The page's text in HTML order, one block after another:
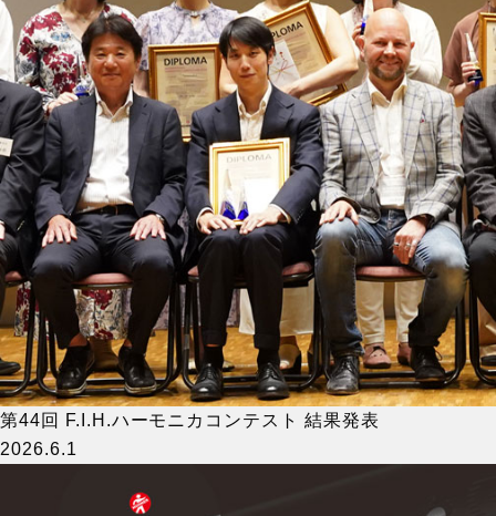
第44回 F.I.H.ハーモニカコンテスト 結果発表
2026.6.1